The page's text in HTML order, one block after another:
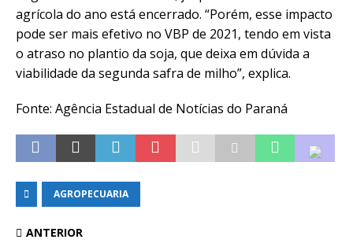
agrícola do ano está encerrado. “Porém, esse impacto
pode ser mais efetivo no VBP de 2021, tendo em vista
o atraso no plantio da soja, que deixa em dúvida a
viabilidade da segunda safra de milho”, explica.
Fonte: Agência Estadual de Notícias do Paraná
AGROPECUARIA
ANTERIOR